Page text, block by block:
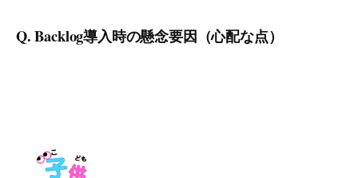
Q. Backlog導入時の懸念要因（心配な点）